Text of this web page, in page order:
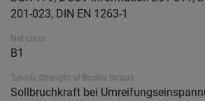
201-023, DIN EN 1263-1
Net class
B1
Tensile Strength of Buckle Straps
Sollbruchkraft bei